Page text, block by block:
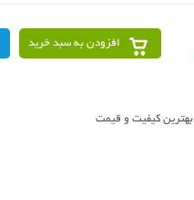
افزودن به سبد خرید
بهترین کیفیت و قیمت